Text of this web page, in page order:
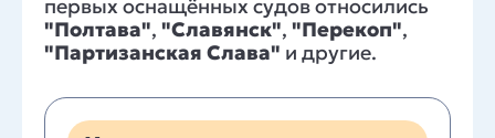
первых оснащённых судов относились
"Полтава", "Славянск", "Перекоп",
"Партизанская Слава" и другие.